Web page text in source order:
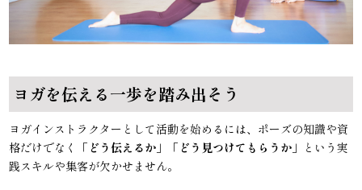
ヨガを伝える一歩を踏み出そう
ヨガインストラクターとして活動を始めるには、ポーズの知識や資
格だけでなく
「どう伝えるか」「どう見つけてもらうか」 という実
践スキルや集客が欠かせません。